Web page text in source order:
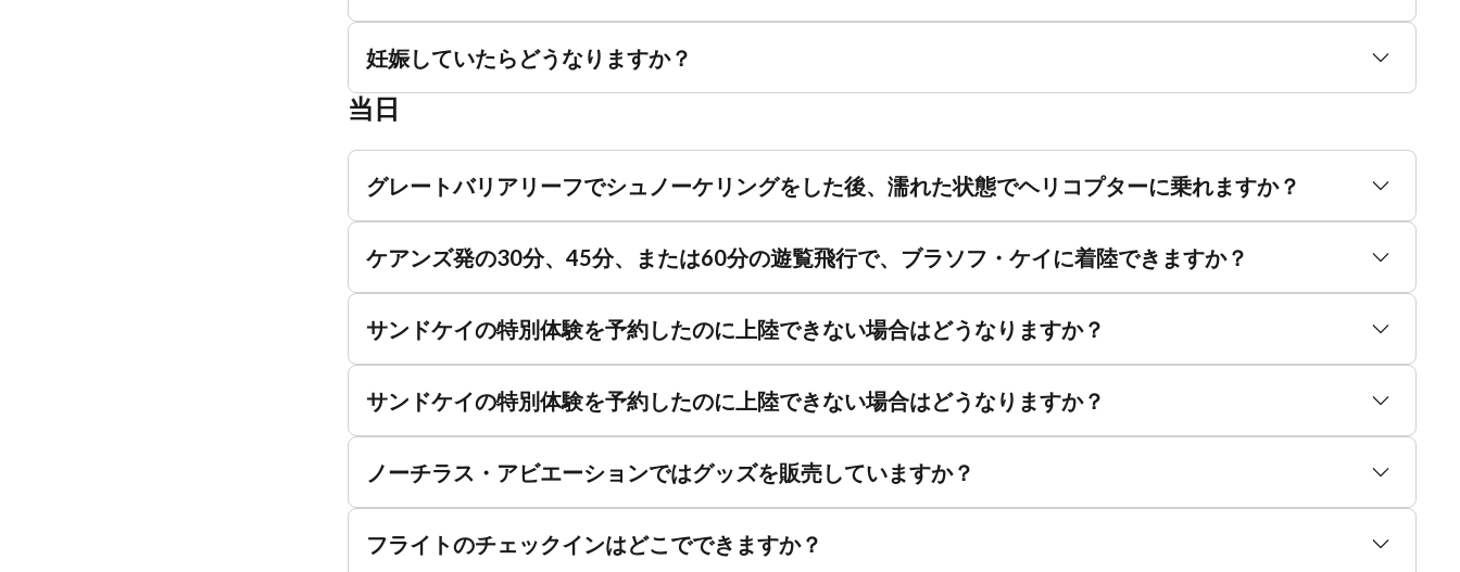
妊娠していたらどうなりますか？
当日
グレートバリアリーフでシュノーケリングをした後、濡れた状態でヘリコプターに乗れますか？
ケアンズ発の30分、45分、または60分の遊覧飛行で、ブラソフ・ケイに着陸できますか？
サンドケイの特別体験を予約したのに上陸できない場合はどうなりますか？
サンドケイの特別体験を予約したのに上陸できない場合はどうなりますか？
ノーチラス・アビエーションではグッズを販売していますか？
フライトのチェックインはどこでできますか？